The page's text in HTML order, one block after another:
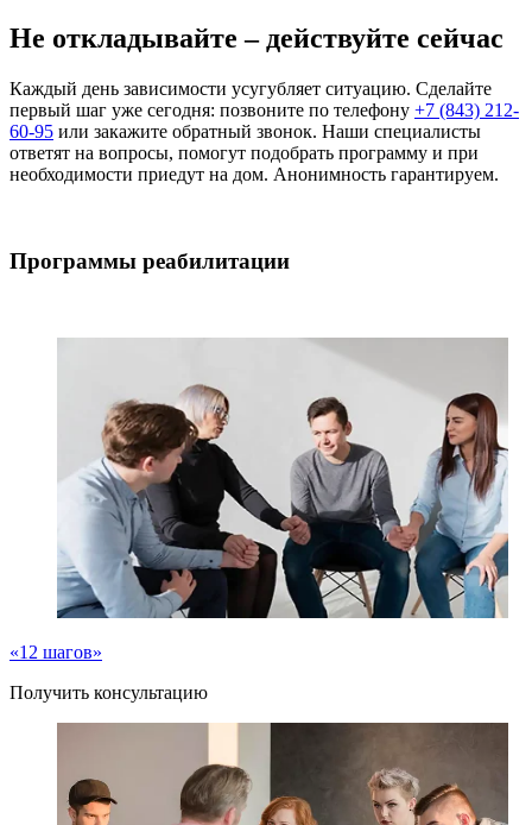
Не откладывайте – действуйте сейчас
Каждый день зависимости усугубляет ситуацию. Сделайте
первый шаг уже сегодня: позвоните по телефону +7 (843) 212-
60-95 или закажите обратный звонок. Наши специалисты
ответят на вопросы, помогут подобрать программу и при
необходимости приедут на дом. Анонимность гарантируем.
Программы реабилитации
«12 шагов»
Получить консультацию